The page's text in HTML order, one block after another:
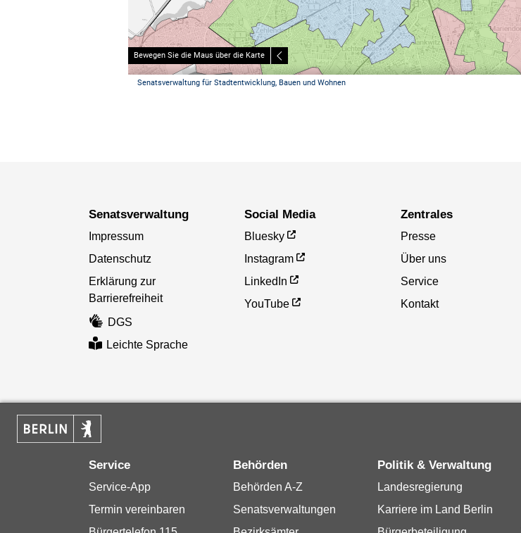
Senatsverwaltung
Impressum
Datenschutz
Erklärung zur
Barrierefreiheit
DGS
Leichte Sprache
Social Media
Bluesky
Instagram
LinkedIn
YouTube
Zentrales
Presse
Über uns
Service
Kontakt
Service
Service-App
Termin vereinbaren
Behörden
Behörden A-Z
Senatsverwaltungen
Politik & Verwaltung
Landesregierung
Karriere im Land Berlin